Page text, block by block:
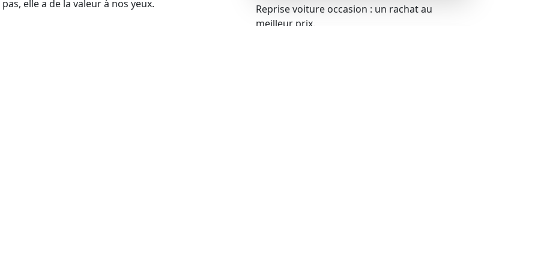
elle a de la valeur à nos yeux.
Reprise voiture occasion : un rachat au
meilleur prix.